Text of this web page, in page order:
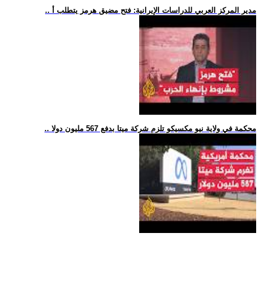
.. مدير المركز العربي للدراسات الإيرانية: فتح مضيق هرمز يتطلب أ
.. محكمة في ولاية نيو مكسيكو تلزم شركة ميتا بدفع 567 مليون دولا